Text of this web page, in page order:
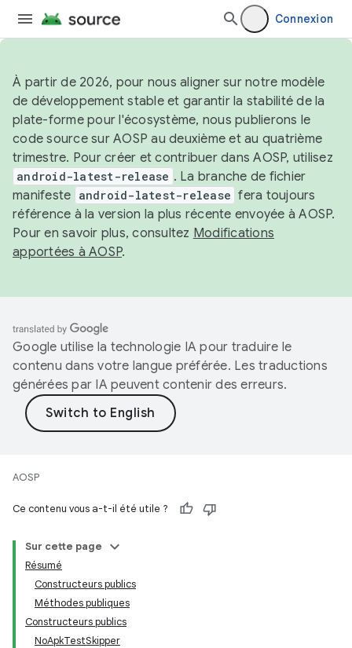
Connexion
À partir de 2026, pour nous aligner sur notre modèle
de développement stable et garantir la stabilité de la
plate-forme pour l'écosystème, nous publierons le
code source sur AOSP au deuxième et au quatrième
trimestre. Pour créer et contribuer dans AOSP, utilisez
android-latest-release . La branche de fichier
manifeste android-latest-release fera toujours
référence à la version la plus récente envoyée à AOSP.
Pour en savoir plus, consultez Modifications
apportées à AOSP.
Google utilise la technologie IA pour traduire le
contenu dans votre langue préférée. Les traductions
générées par IA peuvent contenir des erreurs.
AOSP
Ce contenu vous a-t-il été utile ?
Sur cette page
Résumé
Constructeurs publics
Méthodes publiques
Constructeurs publics
NoApkTestSkipper